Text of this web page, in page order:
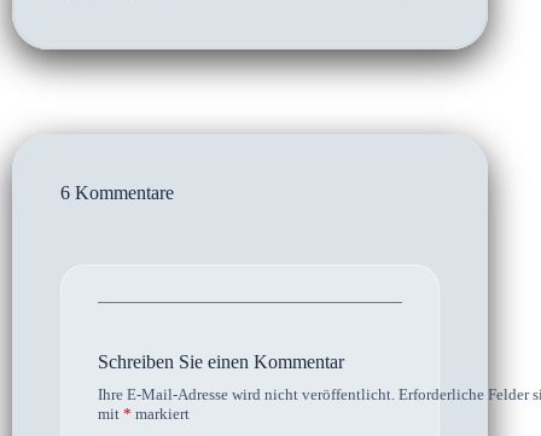
6 Kommentare
Schreiben Sie einen Kommentar
Ihre E-Mail-Adresse wird nicht veröffentlicht. Erforderliche Felder
mit * markiert